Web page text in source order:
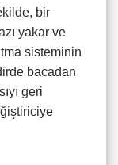
bir
yakar ve
sisteminin
bacadan
geri